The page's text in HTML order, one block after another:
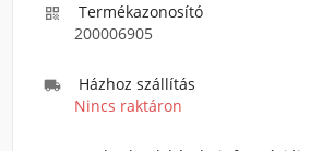

Termékazonosító
200006905

Házhoz szállítás
Nincs raktáron